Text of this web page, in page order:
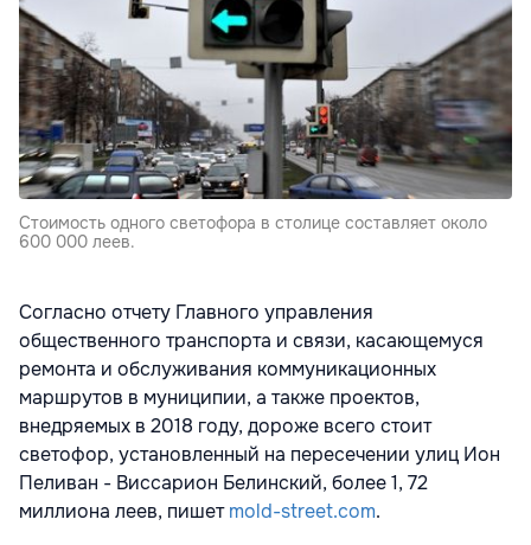
Стоимость одного светофора в столице составляет около
600 000 леев.
Согласно отчету Главного управления
общественного транспорта и связи, касающемуся
ремонта и обслуживания коммуникационных
маршрутов в муниципии, а также проектов,
внедряемых в 2018 году, дороже всего стоит
светофор, установленный на пересечении улиц Ион
Пеливан - Виссарион Белинский, более 1, 72
миллиона леев, пишетmold-street.com.